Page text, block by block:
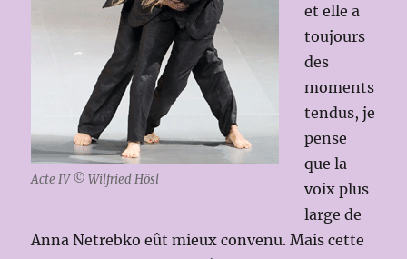
Acte IV © Wilfried Hösl
et elle a
toujours
des
moments
tendus, je
pense
que la
voix plus
large de
Anna Netrebko eût mieux convenu. Mais cette